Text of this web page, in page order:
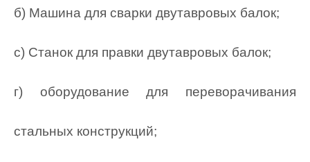
б) Машина для сварки двутавровых балок;
c) Станок для правки двутавровых балок;
г) оборудование для переворачивания
стальных конструкций;